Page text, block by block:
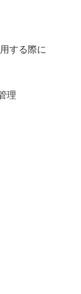
する際に
理